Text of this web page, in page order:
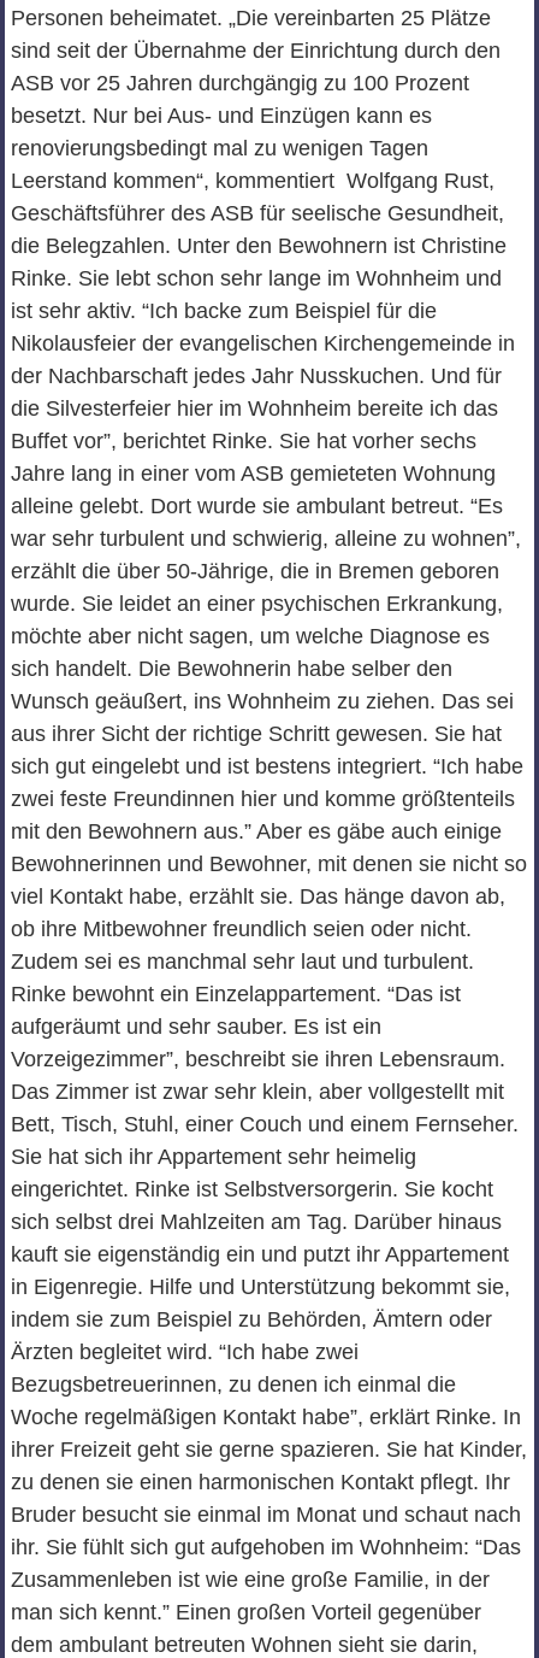
Personen beheimatet. „Die vereinbarten 25 Plätze
sind seit der Übernahme der Einrichtung durch den
ASB vor 25 Jahren durchgängig zu 100 Prozent
besetzt. Nur bei Aus- und Einzügen kann es
renovierungsbedingt mal zu wenigen Tagen
Leerstand kommen“, kommentiert Wolfgang Rust,
Geschäftsführer des ASB für seelische Gesundheit,
die Belegzahlen. Unter den Bewohnern ist Christine
Rinke. Sie lebt schon sehr lange im Wohnheim und
ist sehr aktiv. “Ich backe zum Beispiel für die
Nikolausfeier der evangelischen Kirchengemeinde in
der Nachbarschaft jedes Jahr Nusskuchen. Und für
die Silvesterfeier hier im Wohnheim bereite ich das
Buffet vor”, berichtet Rinke. Sie hat vorher sechs
Jahre lang in einer vom ASB gemieteten Wohnung
alleine gelebt. Dort wurde sie ambulant betreut. “Es
war sehr turbulent und schwierig, alleine zu wohnen”,
erzählt die über 50-Jährige, die in Bremen geboren
wurde. Sie leidet an einer psychischen Erkrankung,
möchte aber nicht sagen, um welche Diagnose es
sich handelt. Die Bewohnerin habe selber den
Wunsch geäußert, ins Wohnheim zu ziehen. Das sei
aus ihrer Sicht der richtige Schritt gewesen. Sie hat
sich gut eingelebt und ist bestens integriert. “Ich habe
zwei feste Freundinnen hier und komme größtenteils
mit den Bewohnern aus.” Aber es gäbe auch einige
Bewohnerinnen und Bewohner, mit denen sie nicht so
viel Kontakt habe, erzählt sie. Das hänge davon ab,
ob ihre Mitbewohner freundlich seien oder nicht.
Zudem sei es manchmal sehr laut und turbulent.
Rinke bewohnt ein Einzelappartement. “Das ist
aufgeräumt und sehr sauber. Es ist ein
Vorzeigezimmer”, beschreibt sie ihren Lebensraum.
Das Zimmer ist zwar sehr klein, aber vollgestellt mit
Bett, Tisch, Stuhl, einer Couch und einem Fernseher.
Sie hat sich ihr Appartement sehr heimelig
eingerichtet. Rinke ist Selbstversorgerin. Sie kocht
sich selbst drei Mahlzeiten am Tag. Darüber hinaus
kauft sie eigenständig ein und putzt ihr Appartement
in Eigenregie. Hilfe und Unterstützung bekommt sie,
indem sie zum Beispiel zu Behörden, Ämtern oder
Ärzten begleitet wird. “Ich habe zwei
Bezugsbetreuerinnen, zu denen ich einmal die
Woche regelmäßigen Kontakt habe”, erklärt Rinke. In
ihrer Freizeit geht sie gerne spazieren. Sie hat Kinder,
zu denen sie einen harmonischen Kontakt pflegt. Ihr
Bruder besucht sie einmal im Monat und schaut nach
ihr. Sie fühlt sich gut aufgehoben im Wohnheim: “Das
Zusammenleben ist wie eine große Familie, in der
man sich kennt.” Einen großen Vorteil gegenüber
dem ambulant betreuten Wohnen sieht sie darin,